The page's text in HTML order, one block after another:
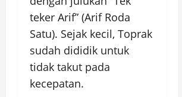
teker Arif” (Arif Roda
Satu). Sejak kecil, Toprak
sudah dididik untuk
tidak takut pada
kecepatan.